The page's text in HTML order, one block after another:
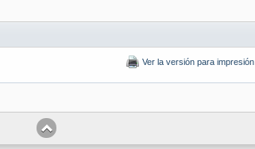
Ver la versión para impresión